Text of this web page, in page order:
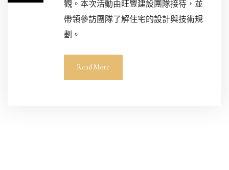
觀。本次活動由旺豐建設團隊接待，並
帶領參訪團隊了解住宅的設計與技術規
劃。
Read More